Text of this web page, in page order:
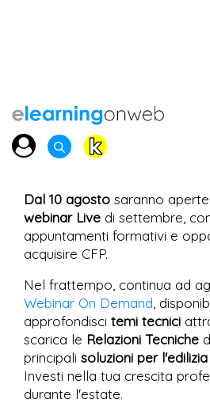
Dal 10 agosto saranno
webinar Live di settembre,
appuntamenti formativi e
acquisire CFP.
Nel frattempo, continua ad
Webinar On Demand ,
approfondisci temi tecnici
scarica le Relazioni Tecniche
principali soluzioni per
Investi nella tua crescita
durante l'estate.